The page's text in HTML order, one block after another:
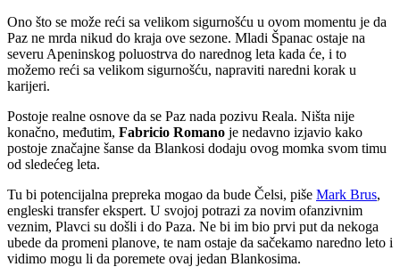
Ono što se može reći sa velikom sigurnošću u ovom momentu je da
Paz ne mrda nikud do kraja ove sezone. Mladi Španac ostaje na
severu Apeninskog poluostrva do narednog leta kada će, i to
možemo reći sa velikom sigurnošću, napraviti naredni korak u
karijeri.
Postoje realne osnove da se Paz nada pozivu Reala. Ništa nije
konačno, međutim, Fabricio Romano je nedavno izjavio kako
postoje značajne šanse da Blankosi dodaju ovog momka svom timu
od sledećeg leta.
Tu bi potencijalna prepreka mogao da bude Čelsi, piše Mark Brus,
engleski transfer ekspert. U svojoj potrazi za novim ofanzivnim
veznim, Plavci su došli i do Paza. Ne bi im bio prvi put da nekoga
ubede da promeni planove, te nam ostaje da sačekamo naredno leto i
vidimo mogu li da poremete ovaj jedan Blankosima.